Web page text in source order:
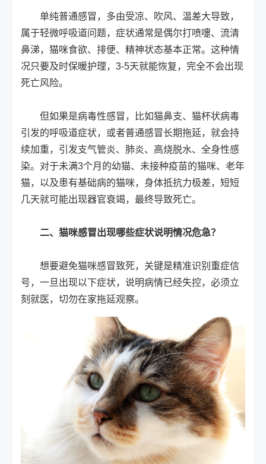
单纯普通感冒，多由受凉、吹风、温差大导致，
属于轻微呼吸道问题，症状通常是偶尔打喷嚏、流清
鼻涕，猫咪食欲、排便、精神状态基本正常。这种情
况只要及时保暖护理，3-5天就能恢复，完全不会出现
死亡风险。
但如果是病毒性感冒，比如猫鼻支、猫杯状病毒
引发的呼吸道症状，或者普通感冒长期拖延，就会持
续加重，引发支气管炎、肺炎、高烧脱水、全身性感
染。对于未满3个月的幼猫、未接种疫苗的猫咪、老年
猫，以及患有基础病的猫咪，身体抵抗力极差，短短
几天就可能出现器官衰竭，最终导致死亡。
二、猫咪感冒出现哪些症状说明情况危急？
想要避免猫咪感冒致死，关键是精准识别重症信
号，一旦出现以下症状，说明病情已经失控，必须立
刻就医，切勿在家拖延观察。